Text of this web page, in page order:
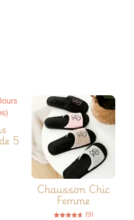
5
Chausson Chic
Femme
(9)